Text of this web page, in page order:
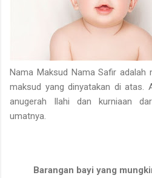
Nama Maksud Nama Safir adalah
maksud yang dinyatakan di atas.
anugerah Ilahi dan kurniaan
umatnya.
Barangan bayi yang